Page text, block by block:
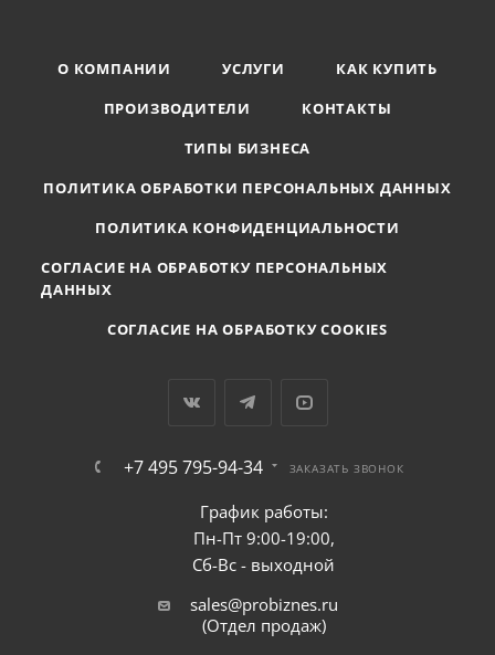
О КОМПАНИИ УСЛУГИ
КАК КУПИТЬ
ПРОИЗВОДИТЕЛИ
КОНТАКТЫ
ТИПЫ БИЗНЕСА
ПОЛИТИКА ОБРАБОТКИ ПЕРСОНАЛЬНЫХ ДАННЫХ
ПОЛИТИКА КОНФИДЕНЦИАЛЬНОСТИ
СОГЛАСИЕ НА ОБРАБОТКУ ПЕРСОНАЛЬНЫХ
ДАННЫХ
СОГЛАСИЕ НА ОБРАБОТКУ COOKIES
+7 495 795-94-34 ЗАКАЗАТЬ ЗВОНОК
График работы:
Пн-Пт 9:00-19:00,
Сб-Вс - выходной
sales@probiznes.ru
(Отдел продаж)